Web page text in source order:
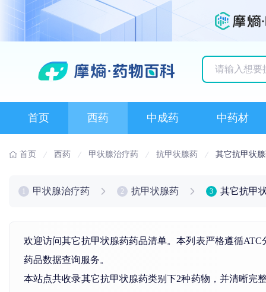
首页 西药 中成药 中药材
首页 西药 甲状腺治疗药 抗甲状腺药 其它抗甲状
甲状腺治疗药 2 抗甲状腺药 3 其它抗甲
欢迎访问其它抗甲状腺药药品清单。本列表严格遵循
药品数据查询服务。
本站点共收录其它抗甲状腺药类别下2种药物，并清晰完